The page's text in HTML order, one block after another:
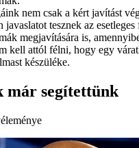
nem csak a kért javítást
javaslatot tesznek az
megjavítására is,
kell attól félni, hogy egy
készüléke.
már segítettünk